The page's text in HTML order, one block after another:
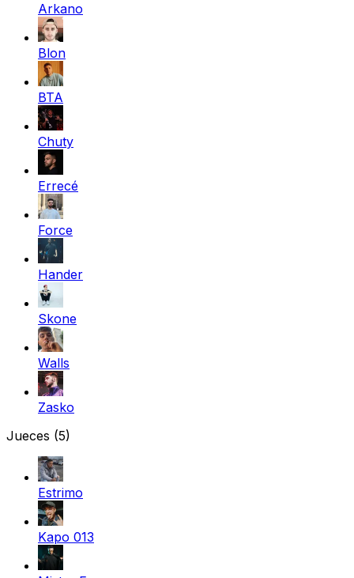
Arkano
Blon
BTA
Chuty
Errecé
Force
Hander
Skone
Walls
Zasko
Jueces (5)
Estrimo
Kapo 013